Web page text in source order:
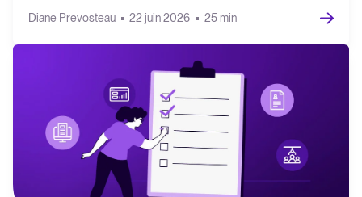
Diane Prevosteau 22 juin 2026 25 min